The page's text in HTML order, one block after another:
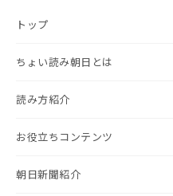
トップ
ちょい読み朝日とは
読み方紹介
お役立ちコンテンツ
朝日新聞紹介